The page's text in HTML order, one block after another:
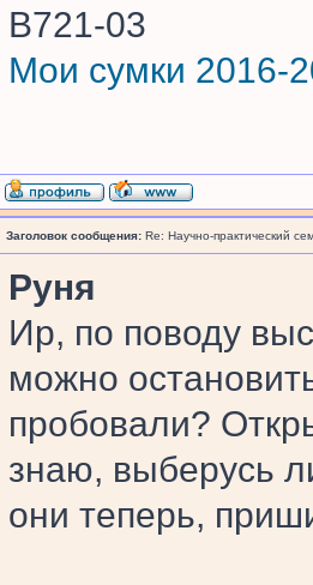
B721-03
Мои сумки 2016-
Заголовок сообщения: Re: Научно-практический
Руня
Ир, по поводу
можно
пробовали?
знаю, выберусь
они теперь,